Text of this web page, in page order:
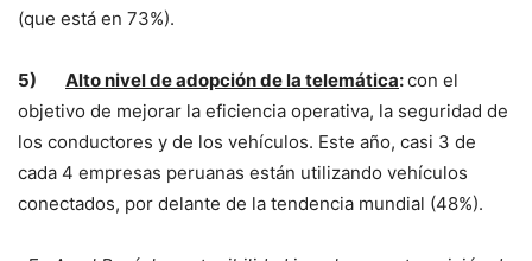
(que está en 73%).
5) Alto nivel de adopción de la telemática:con el
objetivo de mejorar la eficiencia operativa, la seguridad de
los conductores y de los vehículos. Este año, casi 3 de
cada 4 empresas peruanas están utilizando vehículos
conectados, por delante de la tendencia mundial (48%).